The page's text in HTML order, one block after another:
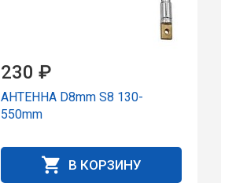
230 ₽
АНТЕННА D8mm S8 130-
550mm
В КОРЗИНУ